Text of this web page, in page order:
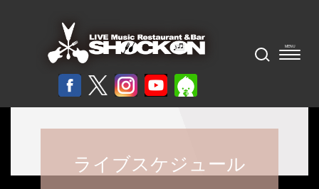
ライブスケジュール